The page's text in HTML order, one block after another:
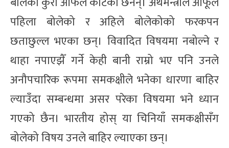
पहिला बोलेको र अहिले बोलेकोको फरकपन
छताछुल्ल भएका छन्। विवादित विषयमा नबोल्ने र
थाहा नपाएझैँ गर्ने केही बानी राम्रो भए पनि उनले
अनौपचारिक रूपमा समकक्षीले भनेका धारणा बाहिर
ल्याउँदा सम्बन्धमा असर परेका विषयमा भने ध्यान
गएको छैन। भारतीय होस् या चिनियाँ समकक्षीसँग
बोलेको विषय उनले बाहिर ल्याएका छन्।